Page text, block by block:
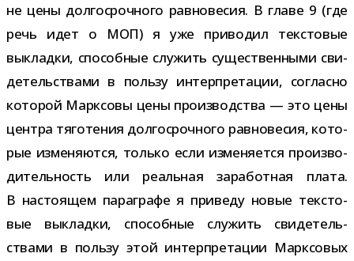
не цены дол­го­сроч­ного рав­но­ве­сия. В главе 9 (где
речь идет о МОП) я уже при­во­дил тек­сто­вые
выкладки, спо­соб­ные слу­жить суще­ствен­ными сви­
де­тель­ствами в пользу интер­пре­та­ции, согласно
кото­рой Марксовы цены про­из­вод­ства — это цены
цен­тра тяго­те­ния дол­го­сроч­ного рав­но­ве­сия, кото­
рые изме­ня­ются, только если изме­ня­ется про­из­во­
ди­тель­ность или реаль­ная зара­бот­ная плата.
В насто­я­щем пара­графе я при­веду новые тек­сто­
вые выкладки, спо­соб­ные слу­жить сви­де­тель­
ствами в пользу этой интер­пре­та­ции Марксовых